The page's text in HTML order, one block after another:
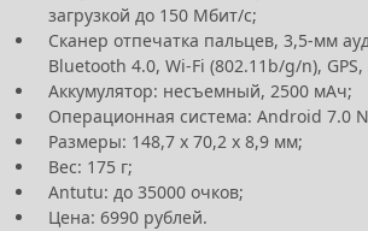
загрузкой до 150 Мбит/с;
Сканер отпечатка пальцев, 3,5-мм
Bluetooth 4.0, Wi-Fi (802.11b/g/n),
Аккумулятор: несъемный, 2500 мАч;
Операционная система: Android 7.0
Размеры: 148,7 х 70,2 х 8,9 мм;
Вес: 175 г;
Antutu: до 35000 очков;
Цена: 6990 рублей.